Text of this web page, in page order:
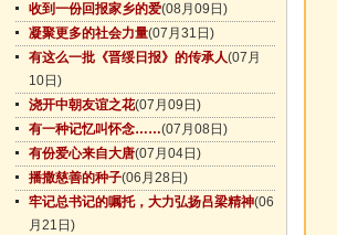
收到一份回报家乡的爱(08月09日)
凝聚更多的社会力量(07月31日)
有这么一批《晋绥日报》的传承人(07月
10日)
浇开中朝友谊之花(07月09日)
有一种记忆叫怀念……(07月08日)
有份爱心来自大唐(07月04日)
播撒慈善的种子(06月28日)
牢记总书记的嘱托，大力弘扬吕梁精神(06
月21日)